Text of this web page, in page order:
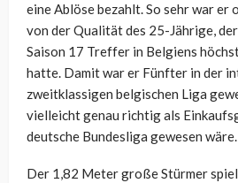
eine Ablöse bezahlt. So sehr war
von der Qualität des 25-Jährige,
Saison 17 Treffer in Belgiens
hatte. Damit war er Fünfter in der
zweitklassigen belgischen Liga
vielleicht genau richtig als
deutsche Bundesliga gewesen wäre.
Der 1,82 Meter große Stürmer